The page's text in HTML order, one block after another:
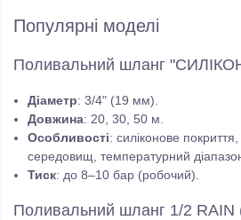
Популярні моделі
Поливальний шланг
Діаметр: 3/4" (19 мм).
Довжина: 20, 30, 50 м.
Особливості: силіконове покриття,
середовищ, температурний
Тиск: до 8–10 бар (робочий).
Поливальний шланг 1/2 RAIN